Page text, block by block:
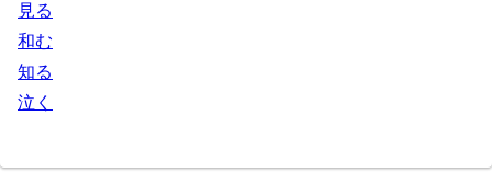
見る
和む
知る
泣く